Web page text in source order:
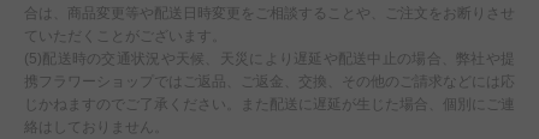
合は、商品変更等や配送日時変更をご相談することや、ご注文をお断りさせ
ていただくことがございます。
(5)配送時の交通状況や天候、天災により遅延や配送中止の場合、弊社や提
携フラワーショップではご返品、ご返金、交換、その他のご請求などには応
じかねますのでご了承ください。また配送に遅延が生じた場合、個別にご連
絡はしておりません。